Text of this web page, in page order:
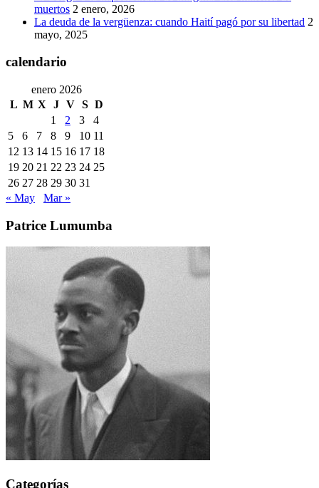
muertos 2 enero, 2026
La deuda de la vergüenza: cuando Haití pagó por su libertad 2
mayo, 2025
calendario
enero 2026
L M X J V S D
1
2 3
4
5
6 7 8 9 10 11
12 13 14 15 16 17 18
19 20 21 22 23 24 25
26 27 28 29 30 31
« May
Mar »
Patrice Lumumba
Categorías